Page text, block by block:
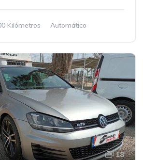
Kilómetros
Automático
18